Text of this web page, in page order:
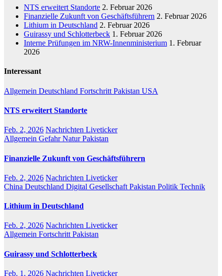
NTS erweitert Standorte 2. Februar 2026
Finanzielle Zukunft von Geschäftsführern 2. Februar 2026
Lithium in Deutschland 2. Februar 2026
Guirassy und Schlotterbeck 1. Februar 2026
Interne Prüfungen im NRW-Innenministerium 1. Februar
2026
Interessant
Allgemein Deutschland Fortschritt Pakistan USA
NTS erweitert Standorte
Feb. 2, 2026 Nachrichten Liveticker
Allgemein GefahrNaturPakistan
Finanzielle Zukunft von Geschäftsführern
Feb. 2, 2026 Nachrichten Liveticker
China Deutschland Digital Gesellschaft Pakistan Politik Technik
Lithium in Deutschland
Feb. 2, 2026 Nachrichten Liveticker
Allgemein Fortschritt Pakistan
Guirassy und Schlotterbeck
Feb. 1, 2026 Nachrichten Liveticker